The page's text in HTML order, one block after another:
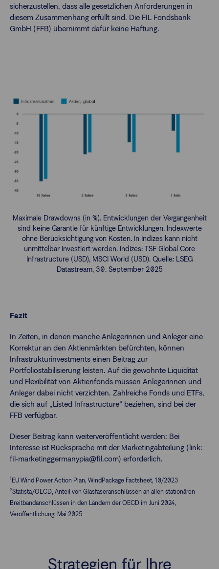
sicherzustellen, dass alle gesetzlichen Anforderungen in
diesem Zusammenhang erfüllt sind. Die FIL Fondsbank
GmbH (FFB) übernimmt dafür keine Haftung.
Maximale Drawdowns (in %). Entwicklungen der Vergangenheit
sind keine Garantie für künftige Entwicklungen. Indexwerte
ohne Berücksichtigung von Kosten. In Indizes kann nicht
unmittelbar investiert werden. Indizes: TSE Global Core
Infrastructure (USD), MSCI World (USD). Quelle: LSEG
Datastream, 30. September 2025
Fazit
In Zeiten, in denen manche Anlegerinnen und Anleger eine
Korrektur an den Aktienmärkten befürchten, können
Infrastrukturinvestments einen Beitrag zur
Portfoliostabilisierung leisten. Auf die gewohnte Liquidität
und Flexibilität von Aktienfonds müssen Anlegerinnen und
Anleger dabei nicht verzichten. Zahlreiche Fonds und ETFs,
die sich auf „Listed Infrastructure“ beziehen, sind bei der
FFB verfügbar.
Dieser Beitrag kann weiterveröffentlicht werden: Bei
Interesse ist Rücksprache mit der Marketingabteilung (link:
fil-marketinggermanypia@fil.com) erforderlich.
1EU Wind Power Action Plan, WindPackage Factsheet, 10/2023
2Statista/OECD, Anteil von Glasfaseranschlüssen an allen stationären
Breitbandanschlüssen in den Ländern der OECD im Juni 2024,
Veröffentlichung: Mai 2025
Strategien für Ihre